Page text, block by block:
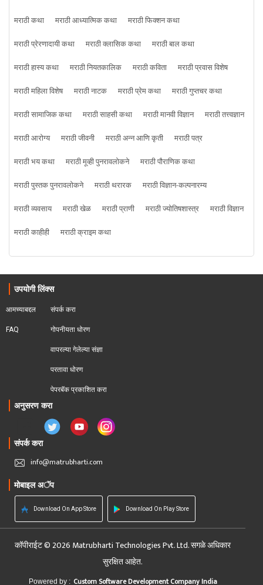
मराठी कथा मराठी आध्यात्मिक कथा
मराठी फिक्शन कथा
मराठी प्रेरणादायी कथा
मराठी क्लासिक कथा
मराठी बाल कथा
मराठी हास्य कथा
मराठी नियतकालिक मराठी कविता
मराठी प्रवास विशेष
मराठी महिला विशेष
मराठी नाटक मराठी प्रेम कथा
मराठी गुप्तचर कथा
मराठी सामाजिक कथा
मराठी साहसी कथा मराठी मानवी विज्ञान
मराठी तत्त्वज्ञान
मराठी आरोग्य
मराठी जीवनी मराठी अन्न आणि कृती
मराठी पत्र
मराठी भय कथा
मराठी मूव्ही पुनरावलोकने
मराठी पौराणिक कथा
मराठी पुस्तक पुनरावलोकने
मराठी थरारक
मराठी विज्ञान-कल्पनारम्य
मराठी व्यवसाय
मराठी खेळ मराठी प्राणी मराठी ज्योतिषशास्त्र
मराठी विज्ञान
मराठी काहीही
मराठी क्राइम कथा
उपयोगी लिंक्स
आमच्याबद्दल
FAQ
संपर्क करा
गोपनीयता धोरण
वापरल्या गेलेल्या संज्ञा
परतावा धोरण
पेपरबॅक प्रकाशित करा
अनुसरण करा
संपर्क करा
info@matrubharti.com
मोबाइल अॅप
Download On App Store Download On Play Store
कॉपीराईट © 2026 Matrubharti Technologies Pvt. Ltd. सगळे अधिकार
सुरक्षित आहेत.
Powered by : Custom Software Development Company India